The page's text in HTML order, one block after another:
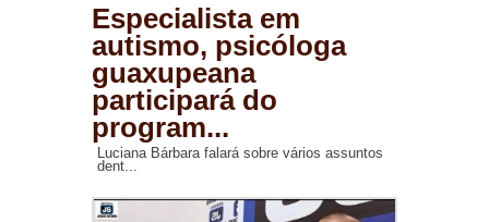
Especialista em
autismo, psicóloga
guaxupeana
participará do
program...
Luciana Bárbara falará sobre vários assuntos
dent...